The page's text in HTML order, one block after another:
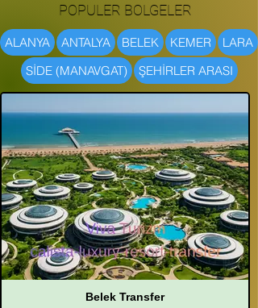
POPULER BOLGELER
ALANYA ANTALYA BELEK KEMER
LARA
SİDE (MANAVGAT)
ŞEHİRLER ARASI
Belek Transfer